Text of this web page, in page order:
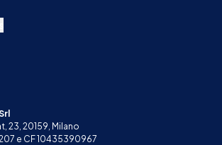
23, 20159, Milano
e CF 10435390967